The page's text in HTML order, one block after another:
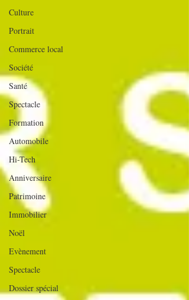
Culture
Portrait
Commerce local
Société
Santé
Spectacle
Formation
Automobile
Hi-Tech
Anniversaire
Patrimoine
Immobilier
Noël
Evènement
Spectacle
Dossier spécial